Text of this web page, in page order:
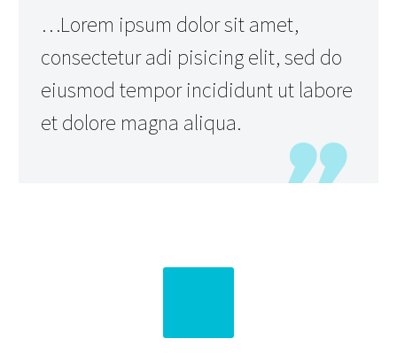
…Lorem ipsum dolor sit amet,
consectetur adi pisicing elit, sed do
eiusmod tempor incididunt ut labore
et dolore magna aliqua.